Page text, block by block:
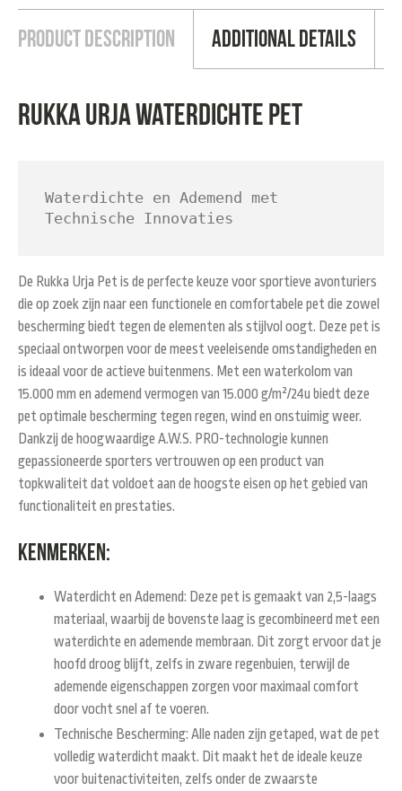
Product Description Additional Details
Rukka Urja waterdichte pet
Waterdichte en Ademend met
Technische Innovaties
De Rukka Urja Petis de perfecte keuze voor sportieve avonturiers
die op zoek zijn naar een functionele en comfortabele pet die zowel
bescherming biedt tegen de elementen als stijlvol oogt. Deze pet is
speciaal ontworpen voor de meest veeleisende omstandigheden en
is ideaal voor de actieve buitenmens. Met een waterkolom van
15.000 mm en ademend vermogen van 15.000 g/m²/24u biedt deze
pet optimale bescherming tegen regen, wind en onstuimig weer.
Dankzij de hoogwaardige A.W.S. PRO-technologie kunnen
gepassioneerde sporters vertrouwen op een product van
topkwaliteit dat voldoet aan de hoogste eisen op het gebied van
functionaliteit en prestaties.
Kenmerken:
Waterdicht en Ademend: Deze pet is gemaakt van 2,5-laags
materiaal, waarbij de bovenste laag is gecombineerd met een
waterdichte en ademende membraan. Dit zorgt ervoor dat je
hoofd droog blijft, zelfs in zware regenbuien, terwijl de
ademende eigenschappen zorgen voor maximaal comfort
door vocht snel af te voeren.
Technische Bescherming: Alle naden zijn getaped, wat de pet
volledig waterdicht maakt. Dit maakt het de ideale keuze
voor buitenactiviteiten, zelfs onder de zwaarste